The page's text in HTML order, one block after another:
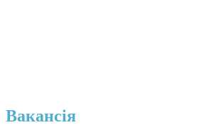
Вакансія